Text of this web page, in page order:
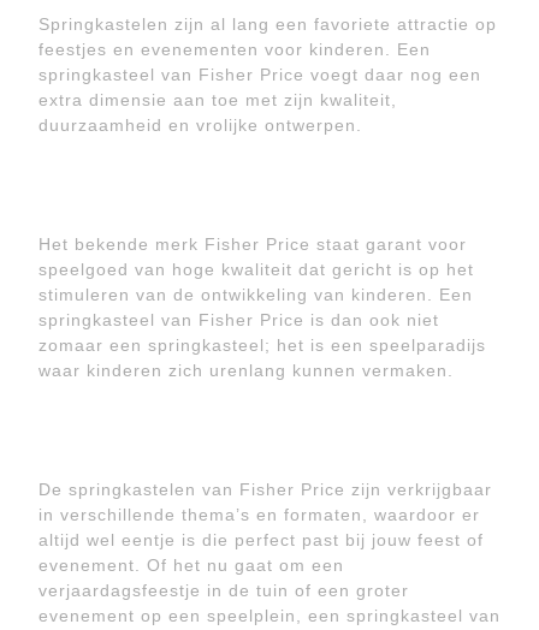
Springkastelen zijn al lang een favoriete attractie op
feestjes en evenementen voor kinderen. Een
springkasteel van Fisher Price voegt daar nog een
extra dimensie aan toe met zijn kwaliteit,
duurzaamheid en vrolijke ontwerpen.
Het bekende merk Fisher Price staat garant voor
speelgoed van hoge kwaliteit dat gericht is op het
stimuleren van de ontwikkeling van kinderen. Een
springkasteel van Fisher Price is dan ook niet
zomaar een springkasteel; het is een speelparadijs
waar kinderen zich urenlang kunnen vermaken.
De springkastelen van Fisher Price zijn verkrijgbaar
in verschillende thema’s en formaten, waardoor er
altijd wel eentje is die perfect past bij jouw feest of
evenement. Of het nu gaat om een
verjaardagsfeestje in de tuin of een groter
evenement op een speelplein, een springkasteel van